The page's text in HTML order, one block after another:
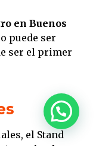
en Buenos
puede ser
ser el primer
el Stand